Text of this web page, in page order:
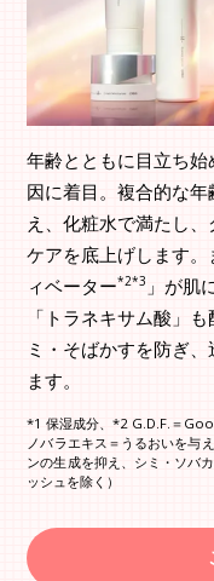
年齢とともに目立ち
因に着目。複合的な
え、化粧水で満たし、
ケアを底上げします
ィベーター*2*3 」が肌
「トラネキサム酸」
ミ・そばかすを防ぎ
ます。
*1 保湿成分、*2 G.D.F.＝
ノバラエキス＝うるおいを与
ンの生成を抑え、シミ・ソバ
ッシュを除く）